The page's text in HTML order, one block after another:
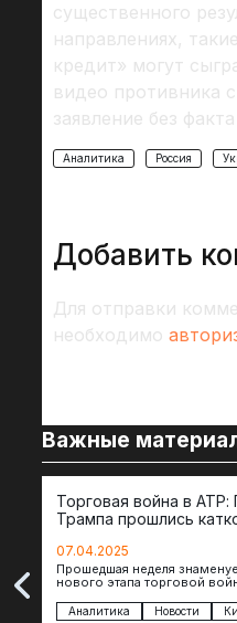
существенного
направлениях,
кредит» могут
видео противника
заявление без
Аналитика Россия
Добавить
Для отправки
необходимо
Важные
Торговая война в
Трампа прошлись
07.04.2025
Прошедшая неделя
нового этапа торговой
импорта из более 100
Аналитика Новости